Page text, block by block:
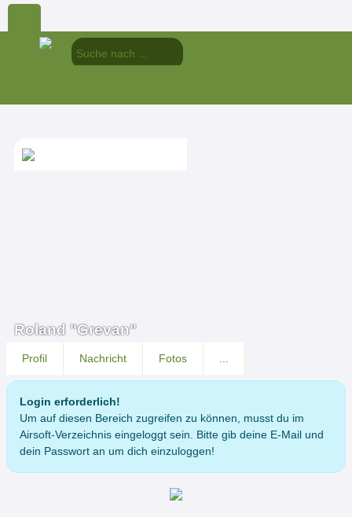
Roland "Grevan"
Profil Nachricht Fotos
Login erforderlich!
Um auf diesen Bereich zugreifen zu können, musst du im
Airsoft-Verzeichnis eingeloggt sein. Bitte gib deine E-Mail und
dein Passwort an um dich einzuloggen!